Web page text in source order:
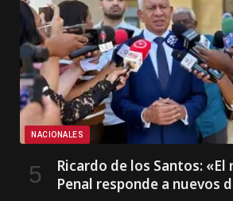
NACIONALES
Ricardo de los Santos: «El
Penal responde a nuevos